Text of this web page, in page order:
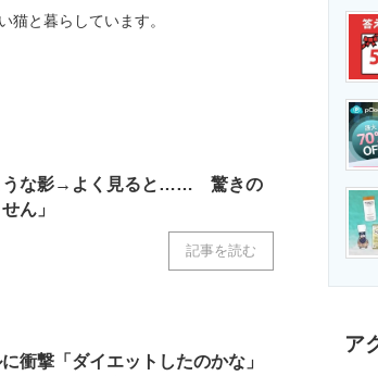
製造業のIT導入・活用を支
エネルギーの専門メディア
猫と暮らしています。
うな影→よく見ると…… 驚きの
ん」
記事を読む
衝撃「ダイエットしたのかな」
ア